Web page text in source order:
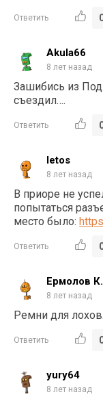
Ответить
Akula66
8 лет назад
Зашибись из
съездил….
Ответить
letos
8 лет назад
В приоре не
попытаться
место было:
Ответить
Ермолов К.
8 лет назад
Ремни для
Ответить
yury64
8 лет назад